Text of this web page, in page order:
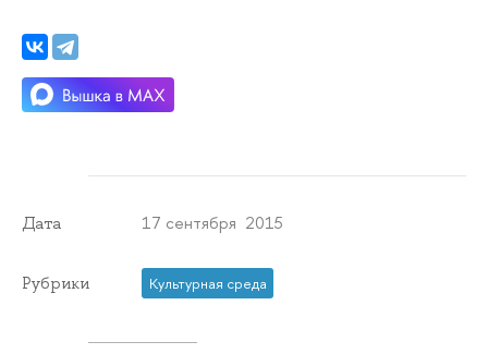
Дата 17 сентября 2015
Рубрики Культурная среда